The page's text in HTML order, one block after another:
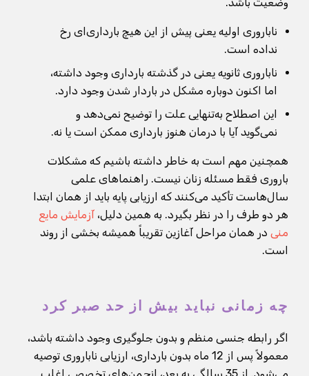
ناباروری اولیه یعنی پیش از این هیچ بارداری‌ای رخ
نداده است.
ناباروری ثانویه یعنی در گذشته بارداری وجود داشته،
اما اکنون دوباره مشکل در باردار شدن وجود دارد.
این اصطلاح به‌تنهایی علت را توضیح نمی‌دهد و
نمی‌گوید آیا با درمان هنوز بارداری ممکن است یا نه.
همچنین مهم است به خاطر داشته باشیم که مشکلات
باروری فقط مسئله زنان نیست. راهنماهای علمی
سال‌هاست تأکید می‌کنند که ارزیابی پایه باید از همان ابتدا
هر دو طرف را در نظر بگیرد. به همین دلیل، آزمایش مایع
منی در همان مراحل آغازین تقریباً همیشه بخشی از روند
است.
چه زمانی نباید بیش از حد صبر کرد
اگر رابطه جنسی منظم و بدون جلوگیری وجود داشته باشد،
معمولاً پس از 12 ماه بدون بارداری، ارزیابی ناباروری توصیه
می‌شود. از 35 سالگی به بعد، انجمن‌های تخصصی اغلب